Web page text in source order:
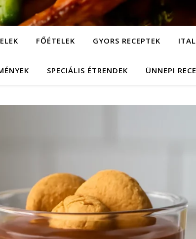
FŐÉTELEK GYORS RECEPTEK
SPECIÁLIS ÉTRENDEK ÜNNEPI